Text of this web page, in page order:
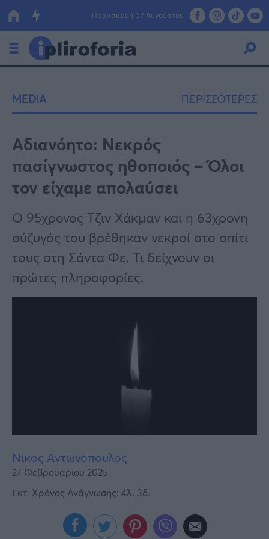
Παρασκευή 07 Αυγούστου
Οικονομία
Πολιτική
Τράπεζες
Επιδοτήσεις
ΕΣΠΑ
Κόσμος
Lifestyle
Αθλητικά
Υγεία
Γυναίκα
MEDIA ΠΕΡΙΣΣΟΤΕΡΕΣ
Αδιανόητο: Νεκρός
πασίγνωστος ηθοποιός – Όλοι
τον είχαμε απολαύσει
Ο 95χρονος Τζιν Χάκμαν και η 63χρονη
σύζυγός του βρέθηκαν νεκροί στο σπίτι
τους στη Σάντα Φε. Τι δείχνουν οι
πρώτες πληροφορίες.
Νίκος Αντωνόπουλος
27 Φεβρουαρίου 2025
Εκτ. Χρόνος Ανάγνωσης: 4λ. 3δ.